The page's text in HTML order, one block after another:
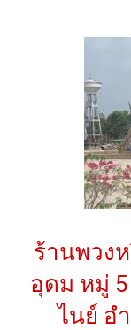
ร้านพวง
อุดม หมู่
ไนย์ อ